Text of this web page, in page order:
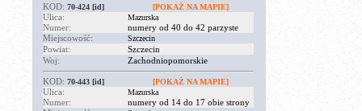
KOD: 70-424 [id] [POKAŻ NA MAPIE]
Ulica: Mazurska
Numer:
numery od 40 do 42 parzyste
Miejscowość:
Szczecin
Powiat:
Szczecin
Woj:
Zachodniopomorskie
KOD: 70-443 [id] [POKAŻ NA MAPIE]
Ulica: Mazurska
Numer:
numery od 14 do 17 obie strony